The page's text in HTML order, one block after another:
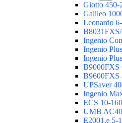
Giotto
Galileo
Leonardo
Ingenio
Ingenio
Ingenio
UPSaver
Ingenio
ECS 10-
UMB
E2001.e 5-